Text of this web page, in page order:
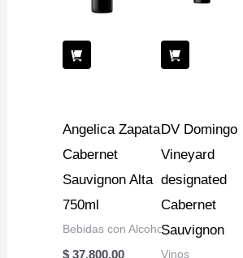
Angelica Zapata
Cabernet
Sauvignon Alta
750ml
Bebidas con Alcohol
$ 37.800,00
DV Domingo
Vineyard
designated
Cabernet
Sauvignon
Vinos